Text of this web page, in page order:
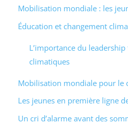
Mobilisation mondiale : les
Éducation et changement
L’importance du
climatiques
Mobilisation mondiale pour le
Les jeunes en première ligne
Un cri d’alarme avant des